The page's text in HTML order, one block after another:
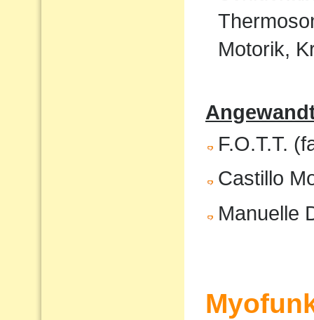
Motorik,
F.O.T.T.
Castillo
Manuelle